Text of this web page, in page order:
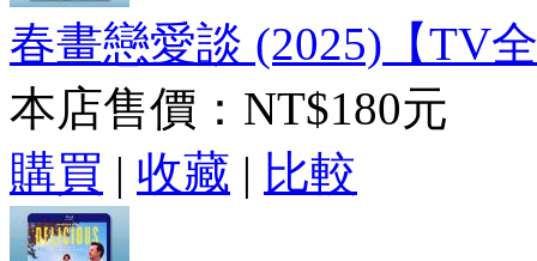
春畫戀愛談 (2025)【TV
本店售價： NT$180元
購買 | 收藏 | 比較